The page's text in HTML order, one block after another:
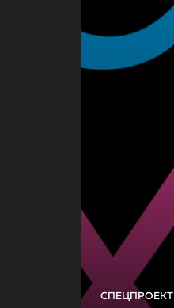
СПЕЦПРОЕКТ